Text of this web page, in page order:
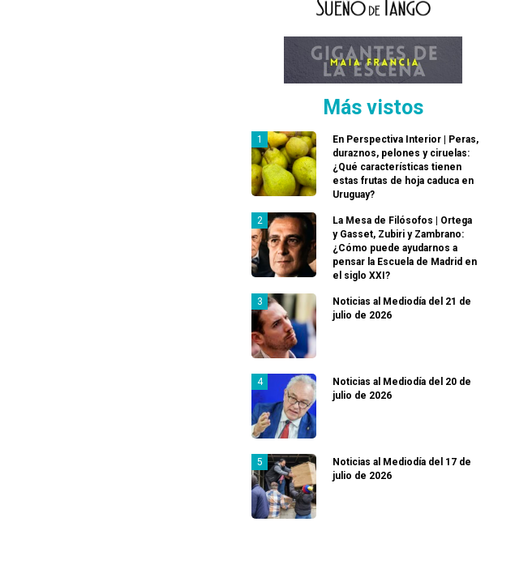
Más vistos
En Perspectiva Interior | Peras,
duraznos, pelones y ciruelas:
¿Qué características tienen
estas frutas de hoja caduca en
Uruguay?
La Mesa de Filósofos | Ortega
y Gasset, Zubiri y Zambrano:
¿Cómo puede ayudarnos a
pensar la Escuela de Madrid en
el siglo XXI?
Noticias al Mediodía del 21 de
julio de 2026
Noticias al Mediodía del 20 de
julio de 2026
Noticias al Mediodía del 17 de
julio de 2026